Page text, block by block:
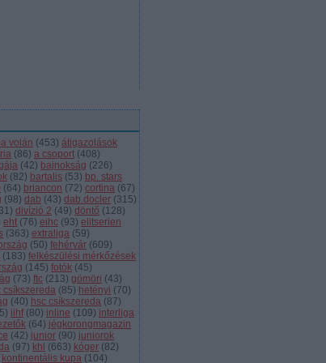
volán (453) átigazolások
(86) a csoport (408)
(42) bajnokság (226)
(82) bartalis (53) bp. stars
(64) briancon (72) cortina (67)
(98) dab (43) dab.docler (315)
) divízió 2 (49) döntő (128)
eht (76) eihc (93) elitserien
(363) extraliga (59)
(50) fehérvár (609)
(183) felkészülési mérkőzések
(145) fotók (45)
(73) ftc (213) gömöri (43)
csíkszereda (85) hetényi (70)
(40) hsc csíkszereda (87)
) iihf (80) inline (109) interliga
(64) jégkorongmagazin
(42) junior (90) juniorok
(97) khl (663) kóger (82)
kontinentális kupa (104)